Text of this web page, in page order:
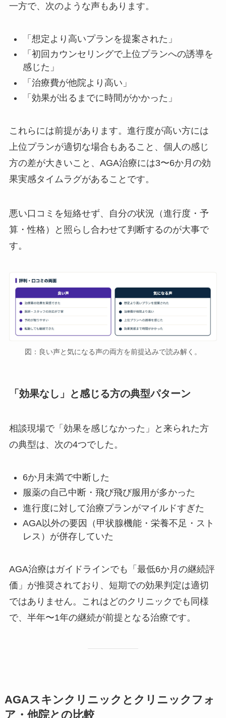
一方で、次のような声もあります。
「想定より高いプランを提案された」
「初回カウンセリングで上位プランへの誘導を
感じた」
「治療費が他院より高い」
「効果が出るまでに時間がかかった」
これらには前提があります。進行度が高い方には
上位プランが適切な場合もあること、個人の感じ
方の差が大きいこと、AGA治療には3〜6か月の効
果実感タイムラグがあることです。
悪い口コミを短絡せず、自分の状況（進行度・予
算・性格）と照らし合わせて判断するのが大事で
す。
図：良い声と気になる声の両方を前提込みで読み解く。
「効果なし」と感じる方の典型パターン
相談現場で「効果を感じなかった」と来られた方
の典型は、次の4つでした。
6か月未満で中断した
服薬の自己中断・飛び飛び服用が多かった
進行度に対して治療プランがマイルドすぎた
AGA以外の要因（甲状腺機能・栄養不足・スト
レス）が併存していた
AGA治療はガイドラインでも「最低6か月の継続評
価」が推奨されており、短期での効果判定は適切
ではありません。これはどのクリニックでも同様
で、半年〜1年の継続が前提となる治療です。
AGAスキンクリニックとクリニックフォ
ア・他院との比較